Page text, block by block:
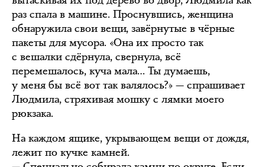
раз спала в машине. Проснувшись, женщина
обнаружила свои вещи, завёрнутые в чёрные
пакеты для мусора. «Она их просто так
с вешалки сдёрнула, свернула, всё
перемешалось, куча мала… Ты думаешь,
у меня бы всё вот так валялось?» — спрашивает
Людмила, стряхивая мошку с лямки моего
рюкзака.
На каждом ящике, укрывающем вещи от дождя,
лежит по кучке камней.